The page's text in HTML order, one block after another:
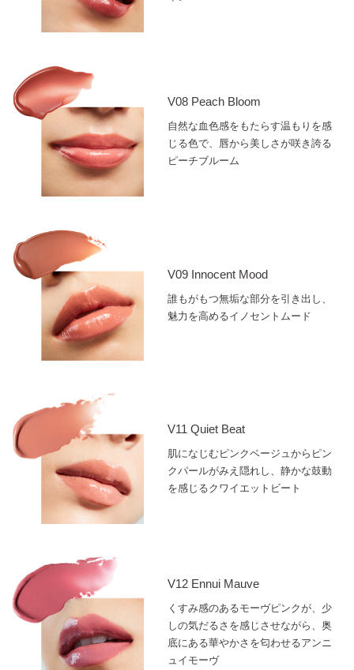
V08 Peach Bloom
自然な血色感をもたらす温もりを感
じる色で、唇から美しさが咲き誇る
ピーチブルーム
V09 Innocent Mood
誰もがもつ無垢な部分を引き出し、
魅力を高めるイノセントムード
V11 Quiet Beat
肌になじむピンクベージュからピン
クパールがみえ隠れし、静かな鼓動
を感じるクワイエットビート
V12 Ennui Mauve
くすみ感のあるモーヴピンクが、少
しの気だるさを感じさせながら、奥
底にある華やかさを匂わせるアンニ
ュイモーヴ